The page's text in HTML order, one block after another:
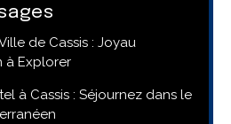
de Cassis : Joyau
à Explorer
à Cassis : Séjournez dans le